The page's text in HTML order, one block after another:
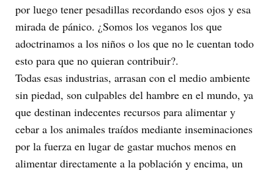
por luego tener pesadillas recordando esos ojos y esa
mirada de pánico. ¿Somos los veganos los que
adoctrinamos a los niños o los que no le cuentan todo
esto para que no quieran contribuir?.
Todas esas industrias, arrasan con el medio ambiente
sin piedad, son culpables del hambre en el mundo, ya
que destinan indecentes recursos para alimentar y
cebar a los animales traídos mediante inseminaciones
por la fuerza en lugar de gastar muchos menos en
alimentar directamente a la población y encima, un